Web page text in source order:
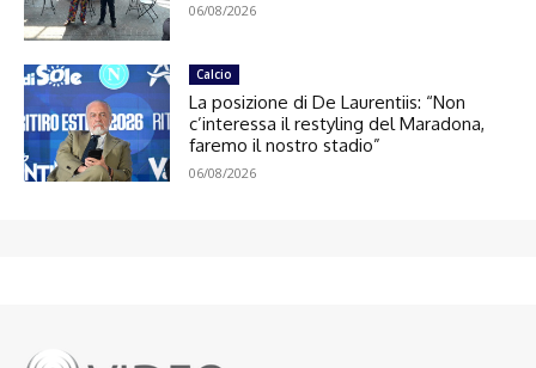
06/08/2026
Calcio
La posizione di De Laurentiis: “Non
c’interessa il restyling del Maradona,
faremo il nostro stadio”
06/08/2026